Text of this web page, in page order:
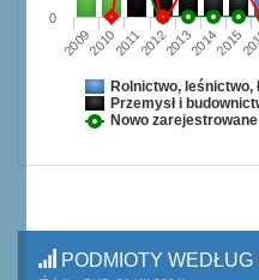
2009201020112012201320142015
0
Rolnictwo, leśnictwo,
Przemysł i
Nowo zarejestrowane
PODMIOTY WEDŁUG